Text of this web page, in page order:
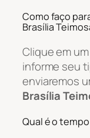
Como faço
Brasília
Clique em
informe seu
enviaremos
Brasília
Qual é o